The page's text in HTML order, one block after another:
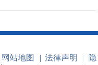
网站地图 | 法律声明 | 隐